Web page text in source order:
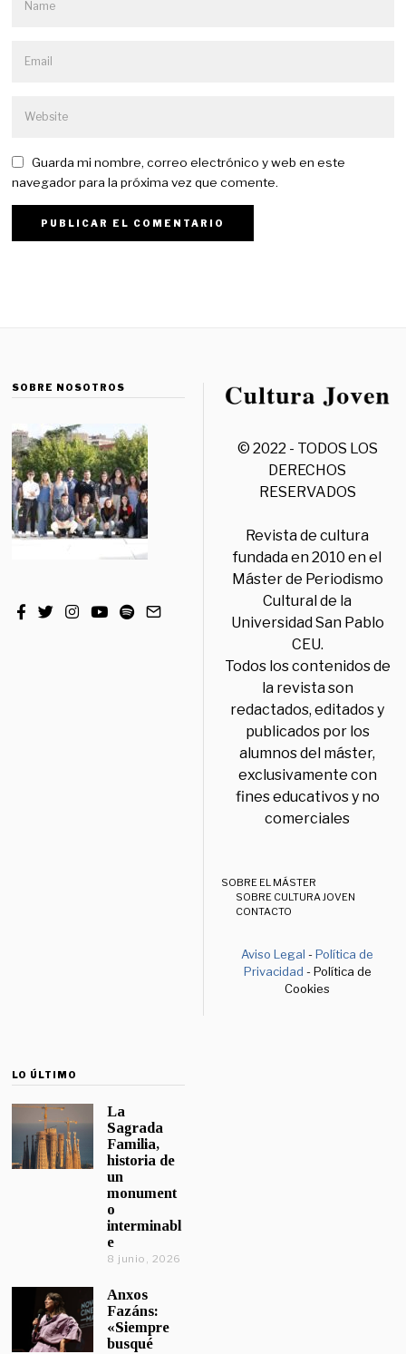
Guarda mi nombre, correo electrónico y web en este
navegador para la próxima vez que comente.
SOBRE NOSOTROS
© 2022 - TODOS LOS
DERECHOS
RESERVADOS
Revista de cultura
fundada en 2010 en el
Máster de Periodismo
Cultural de la
Universidad San Pablo
CEU.
Todos los contenidos de
la revista son
redactados, editados y
publicados por los
alumnos del máster,
exclusivamente con
fines educativos y no
comerciales
SOBRE EL MÁSTER
SOBRE CULTURA JOVEN
CONTACTO
Aviso Legal -Política de
Privacidad - Política de
Cookies
LO ÚLTIMO
La
Sagrada
Familia,
historia de
un
monument
o
interminabl
e
8 junio, 2026
Anxos
Fazáns:
«Siempre
busqué